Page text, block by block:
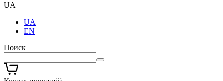
UA
UA
EN
Поиск